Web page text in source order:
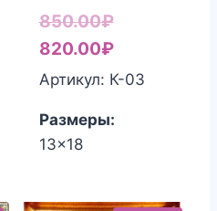
850.00₽
цена
составляла
820.00₽Текущая
цена:
Артикул: К-03
Размеры:
13x18